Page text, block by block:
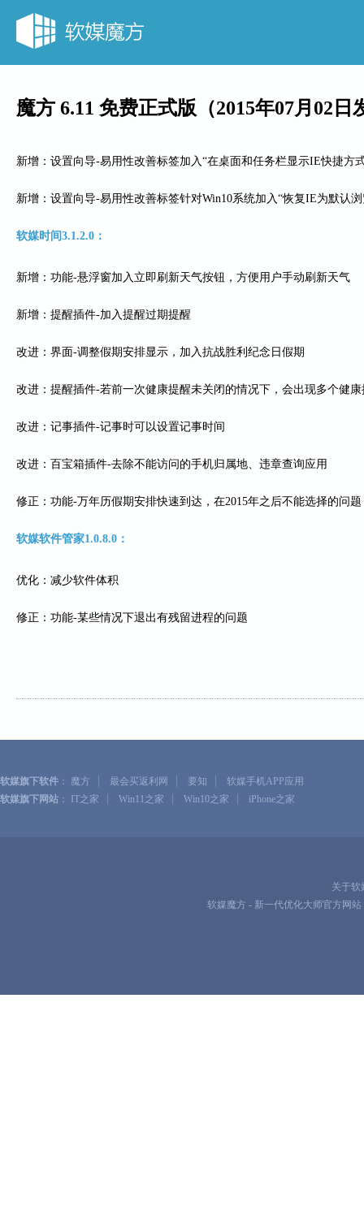
魔方 6.11 免费正式版（2015年07月02日
新增：设置向导-易用性改善标签加入“在桌面和任务栏显示IE快捷方
新增：设置向导-易用性改善标签针对Win10系统加入“恢复IE为默认浏
软媒时间3.1.2.0：
新增：功能-悬浮窗加入立即刷新天气按钮，方便用户手动刷新天气
新增：提醒插件-加入提醒过期提醒
改进：界面-调整假期安排显示，加入抗战胜利纪念日假期
改进：提醒插件-若前一次健康提醒未关闭的情况下，会出现多个健
改进：记事插件-记事时可以设置记事时间
改进：百宝箱插件-去除不能访问的手机归属地、违章查询应用
修正：功能-万年历假期安排快速到达，在2015年之后不能选择的问题
软媒软件管家1.0.8.0：
优化：减少软件体积
修正：功能-某些情况下退出有残留进程的问题
软媒旗下软件 ： 魔方
| 最会买返利网 要知
|
软媒手机APP应用
软媒旗下网站 ： IT之家
| Win11之家
| Win10之家
| iPhone之家
关于软
软媒魔方 - 新一代优化大师官方网